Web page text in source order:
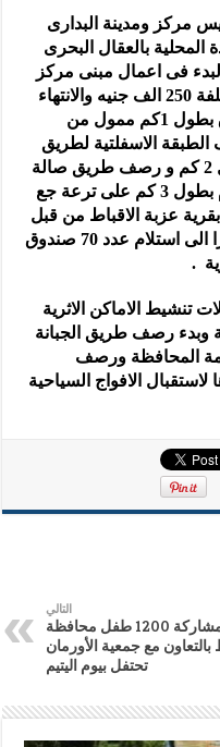
مركز ومدينة البدارى
المحلية بالعقال البحرى
الى البدء فى اعمال مبنى مركز
التكنولوجيا للخدمات الجماهيرية بتكلفة 250 الف جنيه والانتهاء
من تنفيذ خط مياه اولاد عبد الشفاق بطول 1كم ممول من
الاسفلتية لطريق
مصرف البدارى على الجانبين بطول 2 كم و رصف طريق صالة
الافراح بالنواميس حتى منشأة همام بطول 3 كم على ترعة جع
عزبة الاقباط من قبل
مديرية الصحة بعدد 6 سيارات مشيرا الى استلام عدد 70 صندوق
.
تنشيط الاماكن الاثرية
وبدء رصف طريق الجبانة
خدمة المحافظة ورصف
لاستقبال الافواج السياحية
التالي
بمشاركة 1200 طفل محافظة
مع جمعية الأورمان
تحتفل بيوم اليتيم